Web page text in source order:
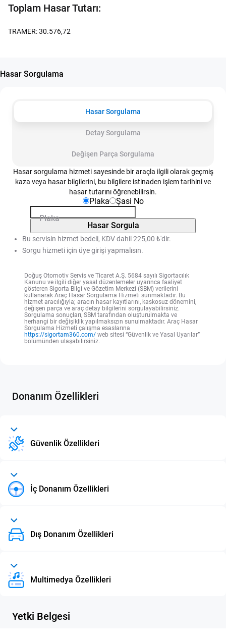
Toplam Hasar Tutarı:
TRAMER: 30.576,72
Hasar Sorgulama
Hasar Sorgulama
Detay Sorgulama
Değişen Parça Sorgulama
Hasar sorgulama hizmeti sayesinde bir araçla ilgili olarak geçmiş
kaza veya hasar bilgilerini, bu bilgilere istinaden işlem tarihini ve
hasar tutarını öğrenebilirsin.
Plaka
Şasi No
Plaka
Hasar Sorgula
Bu servisin hizmet bedeli, KDV dahil 225,00 ₺'dir.
Sorgu hizmeti için üye girişi yapmalısın.
Doğuş Otomotiv Servis ve Ticaret A.Ş. 5684 sayılı Sigortacılık
Kanunu ve ilgili diğer yasal düzenlemeler uyarınca faaliyet
gösteren Sigorta Bilgi ve Gözetim Merkezi (SBM) verilerini
kullanarak Araç Hasar Sorgulama Hizmeti sunmaktadır. Bu
hizmet aracılığıyla; aracın hasar kayıtlarını, kaskosuz dönemini,
değişen parça ve araç detay bilgilerini sorgulayabilirsiniz.
Sorgulama sonuçları, SBM tarafından oluşturulmakta ve
herhangi bir değişiklik yapılmaksızın sunulmaktadır. Araç Hasar
Sorgulama Hizmeti çalışma esaslarına
https://sigortam360.com/ web sitesi “Güvenlik ve Yasal Uyarılar”
bölümünden ulaşabilirsiniz.
Donanım Özellikleri
Güvenlik Özellikleri
İç Donanım Özellikleri
Dış Donanım Özellikleri
Multimedya Özellikleri
Yetki Belgesi